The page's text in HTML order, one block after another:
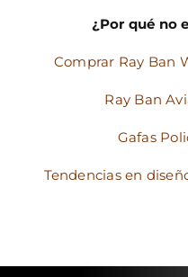
¿Por qué no
Comprar Ray Ban
Ray Ban
Gafas
Tendencias en